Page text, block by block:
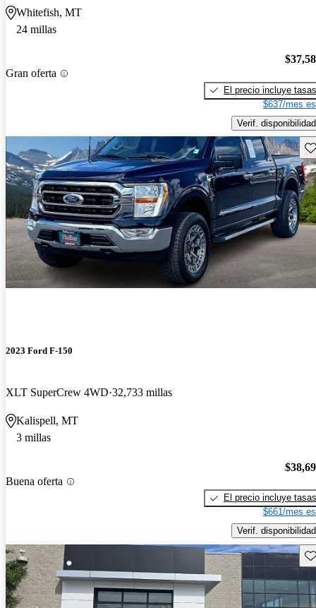
Whitefish, MT
24 millas
Gran oferta
El precio incluye tasas
$637/mes
Verif. disponibilidad
2023 Ford F-150
XLT SuperCrew 4WD 32,733 millas
Kalispell, MT
3 millas
Buena oferta
El precio incluye tasas
$661/mes
Verif. disponibilidad